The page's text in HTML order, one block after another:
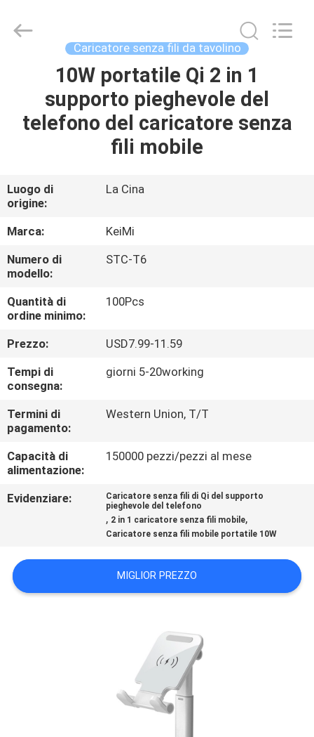
PRODOTTI
NOI
GIRO
DELLA
FABBRICA
CONTROLLO
DI
QUALITÀ
CONTATTICI
RICHIEDA
MAPPA
DEL
Ltd..
Caricatore senza fili da tavolino
10W portatile Qi 2 in 1
supporto pieghevole del
telefono del caricatore senza
fili mobile
Luogo di
origine:
La Cina
Marca:
KeiMi
Numero di
modello:
STC-T6
Quantità di
ordine minimo:
100Pcs
Prezzo:
USD7.99-11.59
Tempi di
consegna:
giorni 5-20working
Termini di
pagamento:
Western Union, T/T
Capacità di
alimentazione:
150000 pezzi/pezzi al mese
Evidenziare:
Caricatore senza fili di Qi del supporto
pieghevole del telefono
, 2 in 1 caricatore senza fili mobile,
Caricatore senza fili mobile portatile 10W
MIGLIOR PREZZO